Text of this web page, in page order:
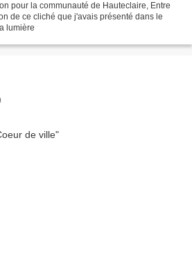
pour la communauté de Hauteclaire, Entre
de ce cliché que j'avais présenté dans le
lumière